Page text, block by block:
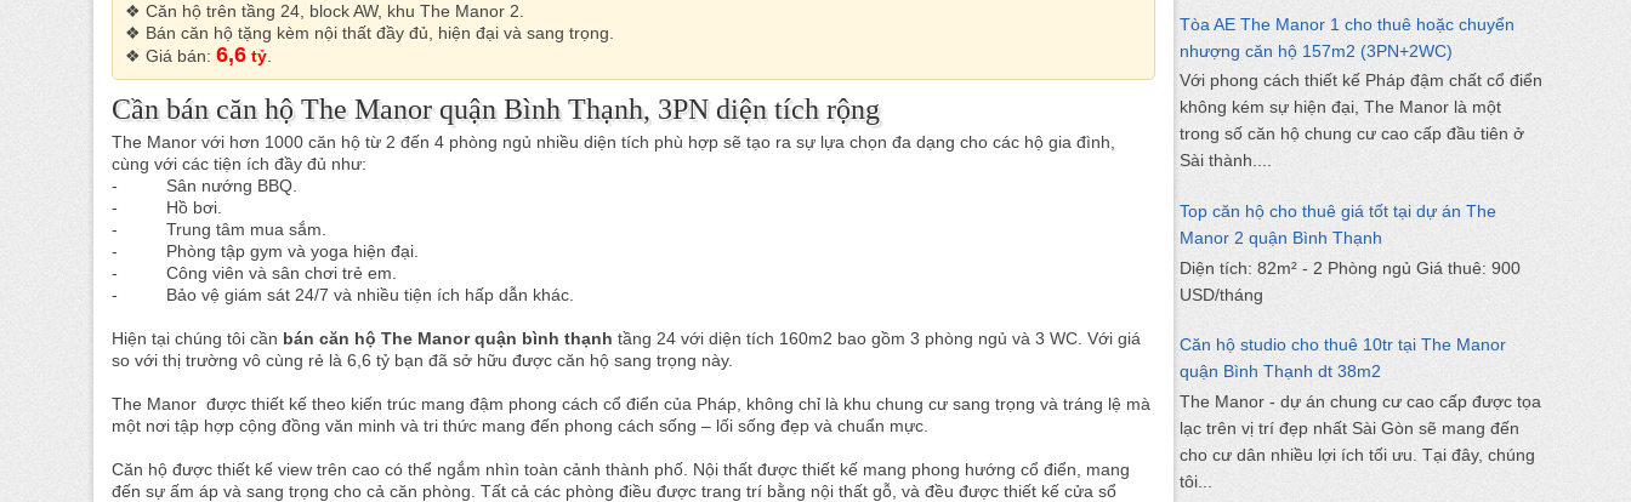
❖ Căn hộ trên tầng 24, block AW, khu The Manor 2.
❖ Bán căn hộ tặng kèm nội thất đầy đủ, hiện đại và sang trọng.
❖ Giá bán: 6,6 tỷ
Cần bán căn hộ The Manor quận Bình Thạnh, 3PN diện tích rộng
The Manor với hơn 1000 căn hộ từ 2 đến 4 phòng ngủ nhiều diện tích phù hợp sẽ tạo ra sự lựa chọn đa dạng cho các hộ gia đình,
cùng với các tiện ích đầy đủ như:
- Sân nướng BBQ.
- Hồ bơi.
- Trung tâm mua sắm.
- Phòng tập gym và yoga hiện đại.
- Công viên và sân chơi trẻ em.
- Bảo vệ giám sát 24/7 và nhiều tiện ích hấp dẫn khác.
Hiện tại chúng tôi cần bán căn hộ The Manor quận bình thạnh tầng 24 với diện tích 160m2 bao gồm 3 phòng ngủ và 3 WC. Với giá
so với thị trường vô cùng rẻ là 6,6 tỷ bạn đã sở hữu được căn hộ sang trọng này.
The Manor được thiết kế theo kiến trúc mang đậm phong cách cổ điển của Pháp, không chỉ là khu chung cư sang trọng và tráng lệ mà
một nơi tập hợp cộng đồng văn minh và tri thức mang đến phong cách sống – lối sống đẹp và chuẩn mực.
Căn hộ được thiết kế view trên cao có thể ngắm nhìn toàn cảnh thành phố. Nội thất được thiết kế mang phong hướng cổ điển, mang
đến sự ấm áp và sang trọng cho cả căn phòng. Tất cả các phòng điều được trang trí bằng nội thất gỗ, và đều được thiết kế cửa sổ
Tòa AE The Manor 1 cho thuê hoặc chuyển
nhượng căn hộ 157m2 (3PN+2WC)
Với phong cách thiết kế Pháp đậm chất cổ điển
không kém sự hiện đại, The Manor là một
trong số căn hộ chung cư cao cấp đầu tiên ở
Sài thành....
Top căn hộ cho thuê giá tốt tại dự án The
Manor 2 quận Bình Thạnh
Diện tích: 82m² - 2 Phòng ngủ Giá thuê: 900
USD/tháng
Căn hộ studio cho thuê 10tr tại The Manor
quận Bình Thạnh dt 38m2
The Manor - dự án chung cư cao cấp được tọa
lạc trên vị trí đẹp nhất Sài Gòn sẽ mang đến
cho cư dân nhiều lợi ích tối ưu. Tại đây, chúng
tôi...